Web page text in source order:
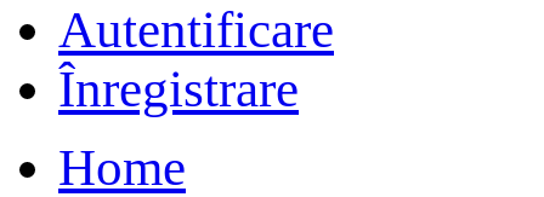
Autentificare
Înregistrare
Home